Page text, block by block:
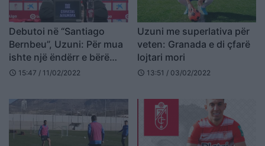
Debutoi në “Santiago
Bernbeu”, Uzuni: Për mua
ishte një ëndërr e bërë
realitet
schedule 15:47 / 11/02/2022
Uzuni me superlativa për
veten: Granada e di çfarë
lojtari mori
schedule 13:51 / 03/02/2022